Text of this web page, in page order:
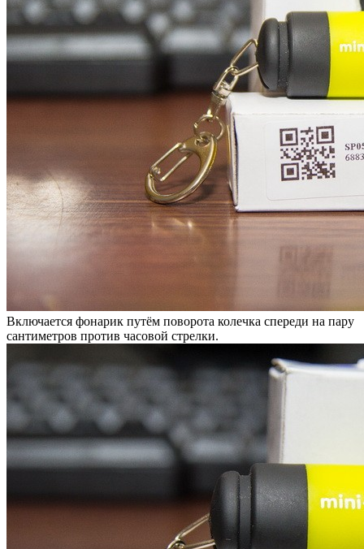
Включается фонарик путём поворота колечка спереди на пару
сантиметров против часовой стрелки.